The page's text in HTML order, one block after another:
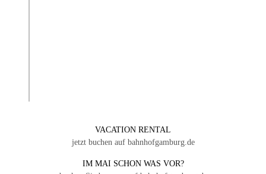
VACATION RENTAL
jetzt buchen auf bahnhofgamburg.de
IM MAI SCHON WAS VOR?